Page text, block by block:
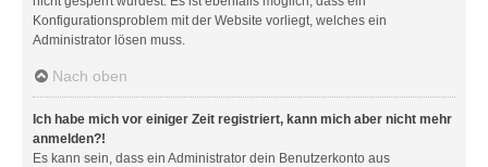
Konfigurationsproblem mit der Website vorliegt, welches ein
Administrator lösen muss.
Nach oben
Ich habe mich vor einiger Zeit registriert, kann mich aber nicht mehr
anmelden?!
Es kann sein, dass ein Administrator dein Benutzerkonto aus